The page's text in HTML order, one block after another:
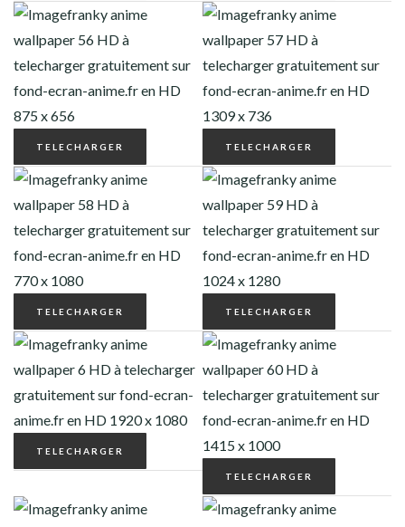
TELECHARGER TELECHARGER
TELECHARGER TELECHARGER
TELECHARGER
TELECHARGER